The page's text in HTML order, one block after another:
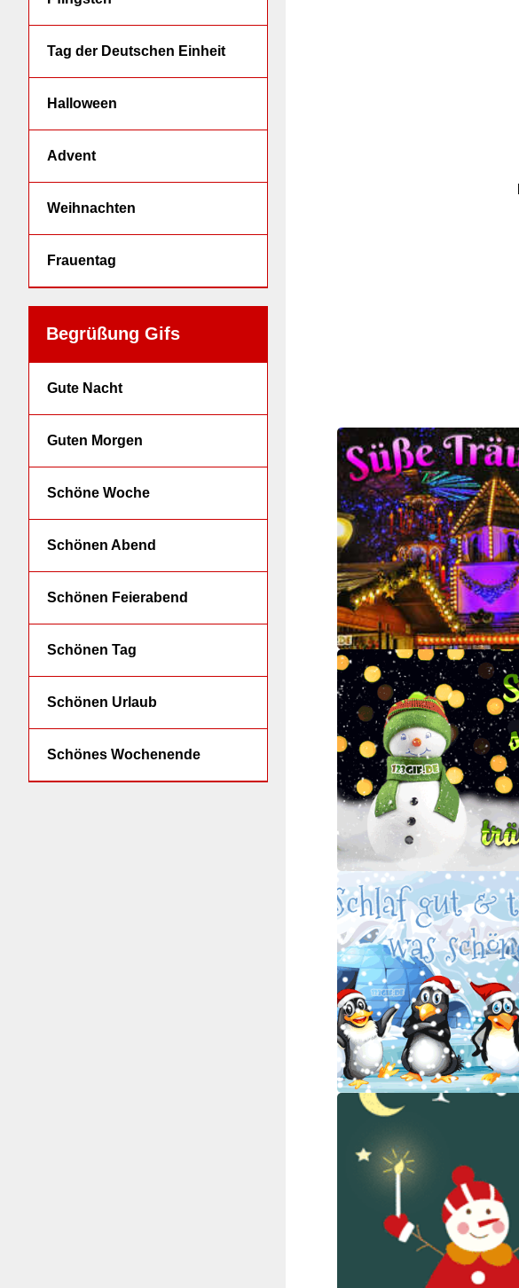
Tag der Deutschen Einheit
Halloween
Advent
Weihnachten
Frauentag
Begrüßung Gifs
Gute Nacht
Guten Morgen
Schöne Woche
Schönen Abend
Schönen Feierabend
Schönen Tag
Schönen Urlaub
Schönes Wochenende